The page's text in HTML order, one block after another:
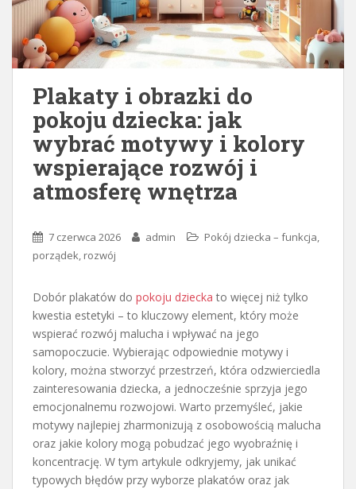
Plakaty i obrazki do
pokoju dziecka: jak
wybrać motywy i kolory
wspierające rozwój i
atmosferę wnętrza
7 czerwca 2026 admin
Pokój dziecka – funkcja,
porządek, rozwój
Dobór plakatów do pokoju dziecka to więcej niż tylko
kwestia estetyki – to kluczowy element, który może
wspierać rozwój malucha i wpływać na jego
samopoczucie. Wybierając odpowiednie motywy i
kolory, można stworzyć przestrzeń, która odzwierciedla
zainteresowania dziecka, a jednocześnie sprzyja jego
emocjonalnemu rozwojowi. Warto przemyśleć, jakie
motywy najlepiej zharmonizują z osobowością malucha
oraz jakie kolory mogą pobudzać jego wyobraźnię i
koncentrację. W tym artykule odkryjemy, jak unikać
typowych błędów przy wyborze plakatów oraz jak